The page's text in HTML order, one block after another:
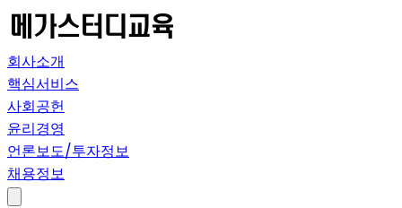
회사소개
핵심서비스
사회공헌
윤리경영
언론보도/투자정보
채용정보